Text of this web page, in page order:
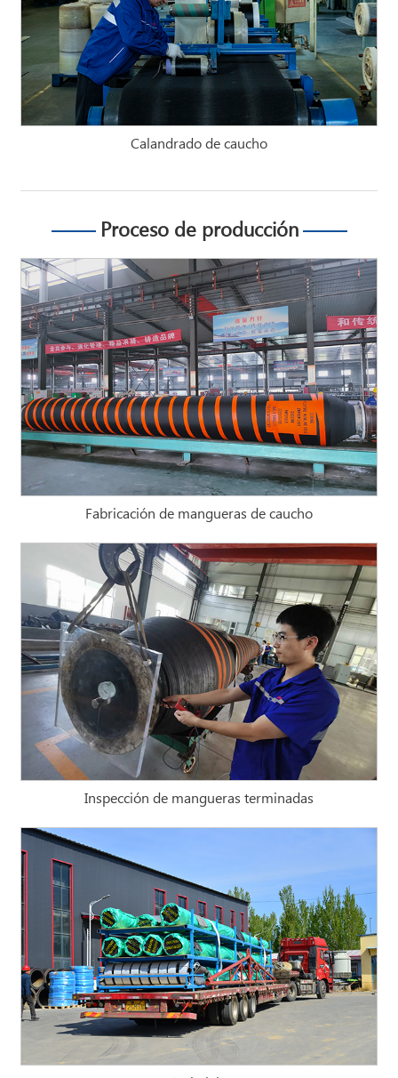
Calandrado de caucho
Proceso de producción
Fabricación de mangueras de caucho
Inspección de mangueras terminadas